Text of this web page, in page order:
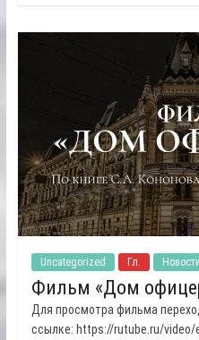
Uncategorized Гл. Новости
Фильм «Дом
Для просмотра фильма
ссылке: https://rutube.ru/